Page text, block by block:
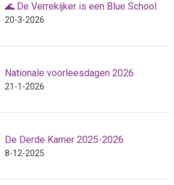
🌊 De Verrekijker is een Blue School
20-3-2026
Nationale voorleesdagen 2026
21-1-2026
De Derde Kamer 2025-2026
8-12-2025